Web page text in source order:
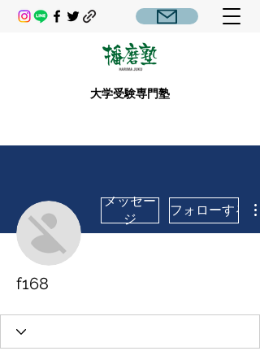
大学受験専門塾
メッセー
ジ
フォローする
f168